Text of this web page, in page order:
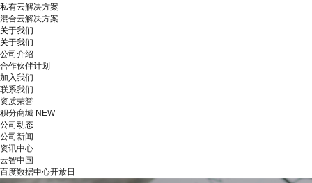
私有云解决方案
混合云解决方案
关于我们
关于我们
公司介绍
合作伙伴计划
加入我们
联系我们
资质荣誉
积分商城 NEW
公司动态
公司新闻
资讯中心
云智中国
百度数据中心开放日